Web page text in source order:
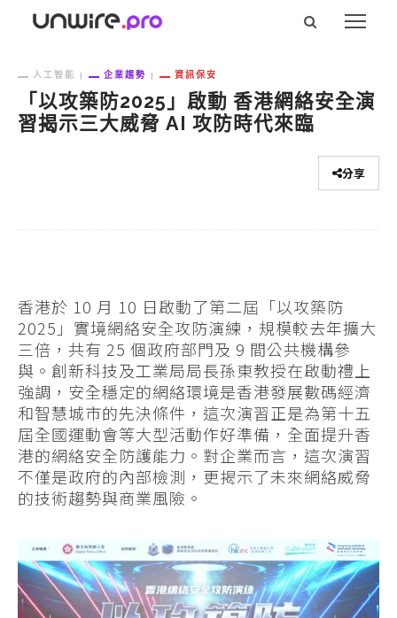
人工智能 企業趨勢 資訊保安
「以攻築防2025」啟動 香港網絡安全演
習揭示三大威脅 AI 攻防時代來臨
分享
香港於 10 月 10 日啟動了第二屆「以攻築防
2025」實境網絡安全攻防演練，規模較去年擴大
三倍，共有 25 個政府部門及 9 間公共機構參
與。創新科技及工業局局長孫東教授在啟動禮上
強調，安全穩定的網絡環境是香港發展數碼經濟
和智慧城市的先決條件，這次演習正是為第十五
屆全國運動會等大型活動作好準備，全面提升香
港的網絡安全防護能力。對企業而言，這次演習
不僅是政府的內部檢測，更揭示了未來網絡威脅
的技術趨勢與商業風險。